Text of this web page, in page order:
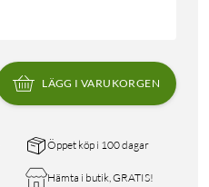
LÄGG I VARUKORGEN
Öppet köp i 100 dagar
Hämta i butik, GRATIS!